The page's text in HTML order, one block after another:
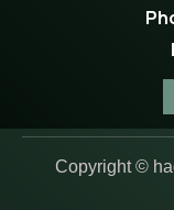
Copyright ©